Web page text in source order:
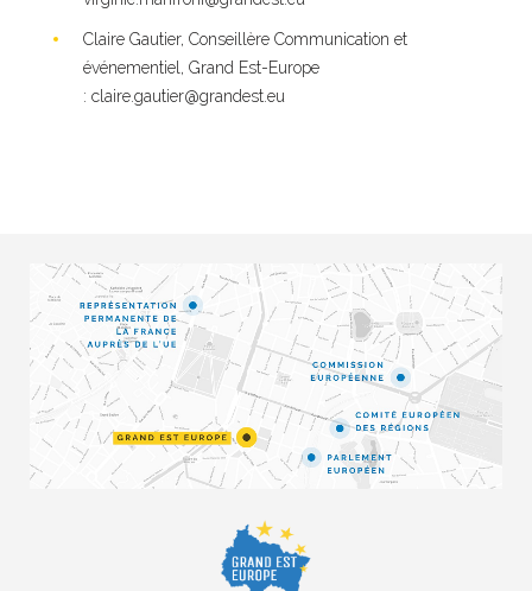
Claire Gautier, Conseillère Communication et
événementiel, Grand Est-Europe
: claire.gautier@grandest.eu